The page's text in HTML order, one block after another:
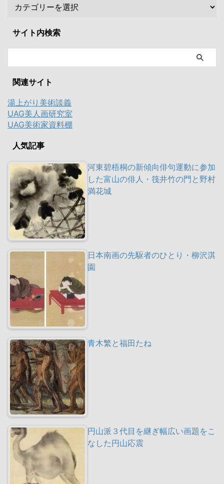
サイト内検索
関連サイト
湯上がり美術談義
UAG美人画研究室
UAG美術家資料棚
人気記事
河東碧梧桐の新傾向俳句運動に参加
した富山の俳人・筏井竹の門と野村
満花城
日本南画の先駆者のひとり・柳沢淇
園
青木繁と福田たね
円山派３代目を継ぎ幅広い画題をこ
なした円山応震